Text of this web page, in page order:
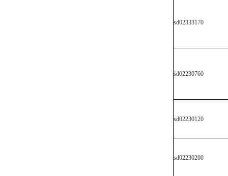
sd02333170
sd02230760
sd02230120
sd02230200